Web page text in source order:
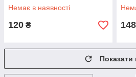
Немає в наявності
120 ₴ 148
Показати